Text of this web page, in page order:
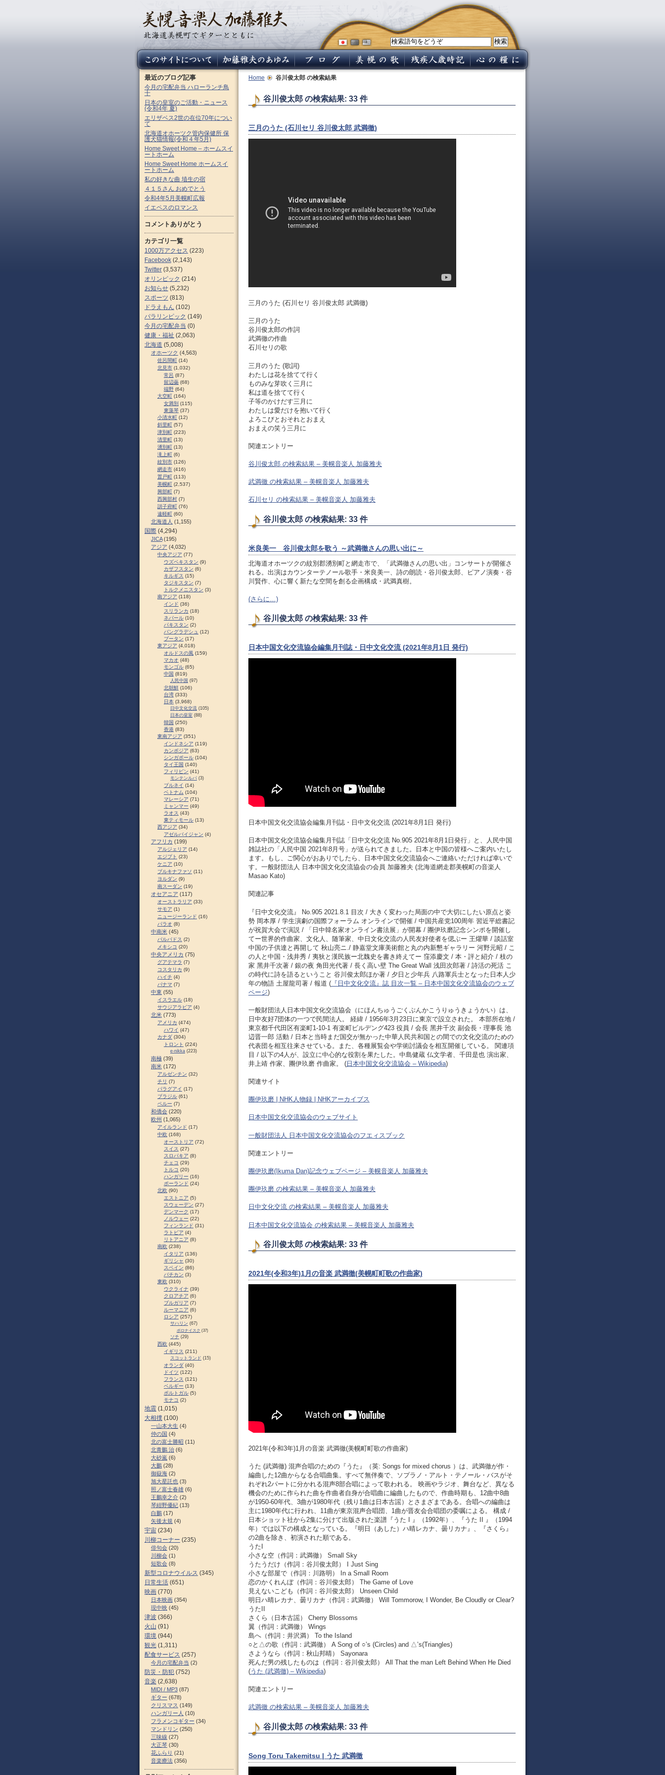
Home 谷川俊太郎 の検索結果
谷川俊太郎 の検索結果: 33 件
三月のうた (石川セリ 谷川俊太郎 武満徹)
三月のうた (石川セリ 谷川俊太郎 武満徹)
三月のうた
谷川俊太郎の作詞
武満徹の作曲
石川セリの歌
三月のうた (歌詞)
わたしは花を捨てて行く
ものみな芽吹く三月に
私は道を捨てて行く
子等のかけだす三月に
わたしは愛だけを抱いて行く
よろこびとおそれとおまえ
おまえの笑う三月に
関連エントリー
谷川俊太郎 の検索結果 – 美幌音楽人 加藤雅夫
武満徹 の検索結果 – 美幌音楽人 加藤雅夫
石川セリ の検索結果 – 美幌音楽人 加藤雅夫
谷川俊太郎 の検索結果: 33 件
米良美一 谷川俊太郎を歌う ～武満徹さんの思い出に～
北海道オホーツクの紋別郡湧別町と網走市で、「武満徹さんの思い出」コンサートが開催さ
れる。出演はカウンターテノール歌手・米良美一、詩の朗読・谷川俊太郎、ピアノ演奏・谷
川賢作、心に響く新たな空間を創る企画構成・武満真樹。
(さらに…)
谷川俊太郎 の検索結果: 33 件
日本中国文化交流協会編集月刊誌・日中文化交流 (2021年8月1日 発行)
日本中国文化交流協会編集月刊誌・日中文化交流 (2021年8月1日 発行)
日本中国文化交流協会編集月刊誌「日中文化交流 No.905 2021年8月1日発行」と、人民中国
雑誌社の「人民中国 2021年8月号」が送られてきました。日本と中国の皆様へご案内いたし
ます。もし、ご関心がおありでしたら、日本中国文化交流協会へご連絡いただければ幸いで
す。一般財団法人 日本中国文化交流協会の会員 加藤雅夫 (北海道網走郡美幌町の音楽人
Masao Kato)
関連記事
『日中文化交流』 No.905 2021.8.1 目次 / 大きく変わった局面の中で大切にしたい原点と姿
勢 岡本厚 / 学生演劇の国際フォーラム オンラインで開催 / 中国共産党100周年 習近平総書記
が祝賀大会で演説 / 「日中韓名家オンライン書法展」が開幕 / 團伊玖磨記念シンポを開催し
てー世界的作曲家、文化人、随筆家、中日文化交流の人民友好使者を偲ぶー 王燿華 / 談話室
中国の子供達と再開して 秋山亮ニ./ 静嘉堂文庫美術館と丸の内新懇ギャラリー 河野元昭 / こ
の人と中国・浅井秀 / 夷狄と漢民族ー北魏史を書き終えてー 窪添慶文 / 本・評と紹介 / 枝の
家 黑井千次著 / 銀の夜 角田光代著 / 長く高い壁 The Great Wall 浅田次郎著 / 詩活の死活 こ
の時代に詩を語るということ 谷川俊太郎ほか著 / 夕日と少年兵 八路軍兵士となった日本人少
年の物語 土屋龍司著 / 報道 ( 『日中文化交流』誌 目次一覧 – 日本中国文化交流協会のウェブ
ページ)
一般財団法人日本中国文化交流協会（にほんちゅうごくぶんかこうりゅうきょうかい）は、
日中友好7団体の一つで民間法人。 経緯 / 1956年3月23日に東京で設立された。 本部所在地 /
東京都千代田区有楽町1-10-1 有楽町ビルデング423 役員 / 会長 黑井千次 副会長・理事長 池
辺晋一郎 活動 / 日本と当時まだ国交が無かった中華人民共和国との間での文化交流のための
代表団を相互往来させている。また、各種展覧会や学術討議会を相互開催している。 関連項
目 / 以下の4人が、設立に中心的な役割を果たした。中島健蔵 仏文学者、千田是也 演出家、
井上靖 作家、團伊玖磨 作曲家。 ( 日本中国文化交流協会 – Wikipedia)
関連サイト
團伊玖磨 | NHK人物録 | NHKアーカイブス
日本中国文化交流協会のウェブサイト
一般財団法人 日本中国文化交流協会のフエィスブック
関連エントリー
團伊玖磨(Ikuma Dan)記念ウェブページ – 美幌音楽人 加藤雅夫
團伊玖磨 の検索結果 – 美幌音楽人 加藤雅夫
日中文化交流 の検索結果 – 美幌音楽人 加藤雅夫
日本中国文化交流協会 の検索結果 – 美幌音楽人 加藤雅夫
谷川俊太郎 の検索結果: 33 件
2021年(令和3年)1月の音楽 武満徹(美幌町町歌の作曲家)
2021年(令和3年)1月の音楽 武満徹(美幌町町歌の作曲家)
うた (武満徹) 混声合唱のための『うた』（英: Songs for mixed chorus ）は、武満徹が作・
編曲した12曲からなる合唱曲集。すべて無伴奏で、ソプラノ・アルト・テノール・バスがそ
れぞれ2パートに分かれる混声8部合唱によって歌われる。 映画やラジオ、舞台など、異なる
機会のために作られた曲を作曲者自身が合唱曲に編曲したもので、作曲時期も、12曲中8曲
が1950-60年代、3曲が1980年代（残り1曲は日本古謡）とさまざまである。合唱への編曲は
主に1980年代に行われ、11曲が東京混声合唱団、1曲が晋友会合唱団の委嘱による。 構成 /
日本ショット社から2集に分けて出版された楽譜『うた I 』（1992年）、『うた II 』（1994
年）では以下の構成となっている。『明日（あした）ハ晴レカナ、曇リカナ』、『さくら』
の2曲を除き、初演された順である。
うたI
小さな空（作詞：武満徹） Small Sky
うたうだけ（作詞：谷川俊太郎） I Just Sing
小さな部屋で（作詞：川路明） In a Small Room
恋のかくれんぼ（作詞：谷川俊太郎） The Game of Love
見えないこども（作詞：谷川俊太郎） Unseen Child
明日ハ晴レカナ、曇リカナ（作詞：武満徹） Will Tommorow, I Wonder, Be Cloudly or Clear?
うたII
さくら（日本古謡） Cherry Blossoms
翼（作詞：武満徹） Wings
島へ（作詞：井沢満） To the Island
○と△の歌（作詞：武満徹） A Song of ○’s (Circles) and △’s(Triangles)
さようなら（作詞：秋山邦晴） Sayonara
死んだ男の残したものは（作詞：谷川俊太郎） All That the man Left Behind When He Died
(うた (武満徹) – Wikipedia)
関連エントリー
武満徹 の検索結果 – 美幌音楽人 加藤雅夫
谷川俊太郎 の検索結果: 33 件
Song Toru Takemitsu | うた 武満徹
最近のブログ記事
今月の宅配弁当 ハローランチ鳥
十
日本の皇室のご活動・ニュース
(令和4年 夏)
エリザベス2世の在位70年につい
て
北海道オホーツク管内保健所 保
護犬猫情報(令和４年5月)
Home Sweet Home – ホームスイ
ートホーム
Home Sweet Home ホームスイ
ートホーム
私の好きな曲 埴生の宿
４１５さん おめでとう
令和4年5月美幌町広報
イエペスのロマンス
コメントありがとう
カテゴリ一覧
1000万アクセス (223)
Facebook (2,143)
Twitter (3,537)
オリンピック (214)
お知らせ (5,232)
スポーツ (813)
ドラえもん (102)
パラリンピック (149)
今月の宅配弁当 (0)
健康・福祉 (2,063)
北海道 (5,008)
オホーツク (4,563)
佐呂間町 (14)
北見市 (1,032)
常呂 (87)
留辺蘂 (68)
端野 (64)
大空町 (164)
女満別 (115)
東藻琴 (37)
小清水町 (12)
斜里町 (57)
津別町 (223)
清里町 (13)
湧別町 (13)
滝上町 (6)
紋別市 (126)
網走市 (416)
置戸町 (113)
美幌町 (2,537)
興部町 (7)
西興部村 (7)
訓子府町 (76)
遠軽町 (60)
北海道人 (1,155)
国際 (4,294)
JICA(195)
アジア (4,032)
中央アジア (77)
ウズベキスタン (9)
カザフスタン (6)
キルギス (15)
タジキスタン (7)
トルクメニスタン (3)
南アジア (118)
インド (36)
スリランカ (18)
ネパール (10)
パキスタン (2)
バングラデシュ (12)
ブータン (17)
東アジア (4,018)
オルドスの風 (159)
マカオ (48)
モンゴル (65)
中国 (819)
人民中国 (97)
北朝鮮 (106)
台湾 (333)
日本 (3,968)
日中文化交流 (105)
日本の皇室 (88)
韓国 (250)
香港 (83)
東南アジア (351)
インドネシア (119)
カンボジア (63)
シンガポール (104)
タイ王国 (140)
フィリピン (41)
モンテンルパ (3)
ブルネイ (14)
ベトナム (104)
マレーシア (71)
ミャンマー (49)
ラオス (43)
東ティモール (13)
西アジア (34)
アゼルバイジャン (4)
アフリカ (199)
アルジェリア (14)
エジプト (23)
ケニア (10)
ブルキナファソ (11)
ヨルダン (9)
南スーダン (19)
オセアニア (117)
オーストラリア (33)
サモア (1)
ニュージーランド (16)
パラオ (8)
中南米 (45)
バルバドス (2)
メキシコ (20)
中央アメリカ (75)
グアテマラ (7)
コスタリカ (9)
ハイチ (4)
パナマ (7)
中東 (55)
イスラエル (18)
サウジアラビア (4)
北米 (773)
アメリカ (474)
ハワイ (47)
カナダ (304)
トロント (224)
e-nikka (223)
南極 (39)
南米 (172)
アルゼンチン (32)
チリ (7)
パラグアイ (17)
ブラジル (61)
ペルー (7)
和僑会 (220)
欧州 (1,065)
アイルランド (17)
中欧 (168)
オーストリア (72)
スイス (27)
スロパキア (8)
チェコ (29)
トルコ (20)
ハンガリー (16)
ポーランド (24)
北欧 (90)
エストニア (5)
スウェーデン (27)
デンマーク (17)
ノルウェー (22)
フィンランド (31)
ラトビア (4)
リトアニア (8)
南欧 (238)
イタリア (136)
ギリシャ (30)
スペイン (86)
バチカン (3)
東欧 (310)
ウクライナ (39)
クロアチア (6)
ブルガリア (7)
ルーマニア (6)
ロシア (257)
サハリン (67)
ポロナイスク (37)
ソチ (29)
西欧 (445)
イギリス (211)
スコットランド (15)
オランダ (40)
ドイツ (122)
フランス (121)
ベルギー (13)
ポルトガル (5)
モナコ (2)
地震 (1,015)
大相撲 (100)
一山本大生 (4)
仲の国 (4)
北の富士勝昭 (11)
北青鵬 治 (6)
大砂嵐 (6)
大鵬 (28)
御嶽海 (2)
旭大星託也 (3)
照ノ富士春雄 (6)
王鵬幸之介 (2)
琴紺野優紀 (13)
白鵬 (17)
矢後太規 (4)
宇宙 (234)
川柳コーナー (235)
俳句会 (20)
川柳会 (1)
短歌会 (8)
新型コロナウイルス (345)
日常生活 (651)
映画 (770)
日本映画 (354)
現中映 (45)
津波 (366)
火山 (91)
環境 (944)
観光 (1,311)
配食サービス (257)
今月の宅配弁当 (2)
防災・防犯 (752)
音楽 (2,638)
MIDI / MP3 (87)
ギター (678)
クリスマス (149)
ハンガリー人 (10)
フラメンコギター (34)
マンドリン (250)
三味線 (27)
大正琴 (30)
花ふらり (21)
音楽療法 (356)